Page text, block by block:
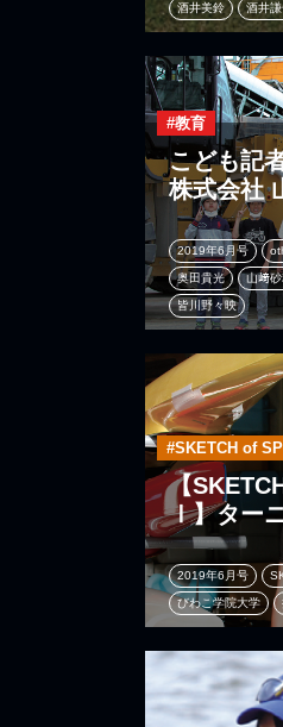
酒井美鈴 酒井
#教育
こども記
株式会社
2019年6月号
奥田貴光 山﨑
皆川野々映
#SKETCH of
【
Ⅰ】ター
2019年6月号
びわこ学院大学